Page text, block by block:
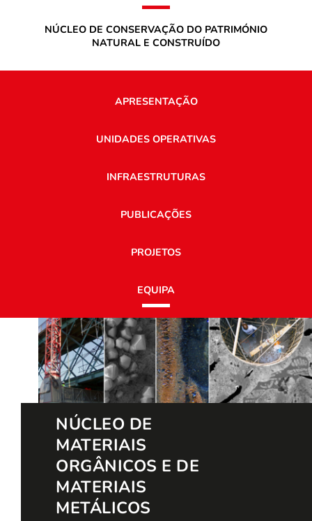
NÚCLEO DE CONSERVAÇÃO DO PATRIMÓNIO
NATURAL E CONSTRUÍDO
APRESENTAÇÃO
UNIDADES OPERATIVAS
INFRAESTRUTURAS
PUBLICAÇÕES
PROJETOS
EQUIPA
NÚCLEO DE
MATERIAIS
ORGÂNICOS E DE
MATERIAIS
METÁLICOS